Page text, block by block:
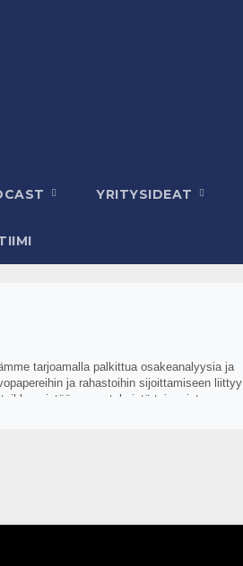
YRITYSIDEAT
tarjoamalla palkittua osakeanalyysia ja
ja rahastoihin sijoittamiseen liittyy
mistään menetyksistä tai muista
sivulla viitattuihin kolmansien osapuolien
tietojen virheettömyyttä. Mahdolliset